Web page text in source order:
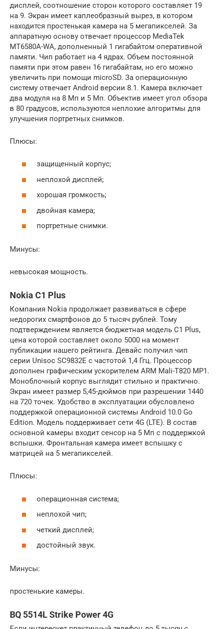
дисплей, соотношение сторон которого составляет 19
на 9. Экран имеет каплеобразный вырез, в котором
находится простенькая камера на 5 мегапикселей. За
аппаратную основу отвечает процессор MediaTek
MT6580A-WA, дополненный 1 гигабайтом оперативной
памяти. Чип работает на 4 ядрах. Объем постоянной
памяти при этом равен 16 гигабайтам, но его можно
увеличить при помощи microSD. За операционную
систему отвечает Android версии 8.1. Камера включает
два модуля на 8 Мп и 5 Мп. Объектив имеет угол обзора
в 80 градусов, используются неплохие алгоритмы для
улучшения портретных снимков.
Плюсы:
защищенный корпус;
неплохой дисплей;
хорошая громкость;
двойная камера;
портретные снимки.
Минусы:
невысокая мощность.
Nokia C1 Plus
Компания Nokia продолжает развиваться в сфере
недорогих смартфонов до 5 тысяч рублей. Тому
подтверждением является бюджетная модель C1 Plus,
цена которой составляет около 5000 на момент
публикации нашего рейтинга. Девайс получил чип
серии Unisoc SC9832E с частотой 1,4 Ггц. Процессор
дополнен графическим ускорителем ARM Mali-T820 MP1.
Моноблочный корпус выглядит стильно и практично.
Экран имеет размер 5,45-дюймов при разрешении 1440
на 720 точек. Удобство в эксплуатации обусловлено
поддержкой операционной системы Android 10.0 Go
Edition. Модель поддерживает сети 4G (LTE). В состав
основной камеры входит сенсор на 5 Мп с поддержкой
вспышки. Фронтальная камера имеет вспышку с
матрицей на 5 мегапикселей.
Плюсы:
операционная система;
неплохой чип;
четкий дисплей;
достойный звук.
Минусы:
простенькие камеры.
BQ 5514L Strike Power 4G